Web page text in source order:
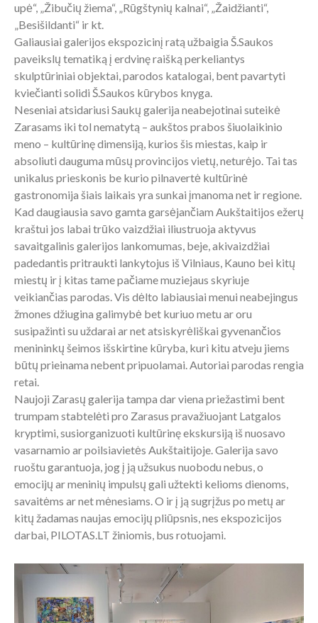
upė“, „Žibučių žiema“, „Rūgštynių kalnai“, „Žaidžianti“,
„Besišildanti“ ir kt.
Galiausiai galerijos ekspozicinį ratą užbaigia Š.Saukos
paveikslų tematiką į erdvinę raišką perkeliantys
skulptūriniai objektai, parodos katalogai, bent pavartyti
kviečianti solidi Š.Saukos kūrybos knyga.
Neseniai atsidariusi Saukų galerija neabejotinai suteikė
Zarasams iki tol nematytą – aukštos prabos šiuolaikinio
meno – kultūrinę dimensiją, kurios šis miestas, kaip ir
absoliuti dauguma mūsų provincijos vietų, neturėjo. Tai tas
unikalus prieskonis be kurio pilnavertė kultūrinė
gastronomija šiais laikais yra sunkai įmanoma net ir regione.
Kad daugiausia savo gamta garsėjančiam Aukštaitijos ežerų
kraštui jos labai trūko vaizdžiai iliustruoja aktyvus
savaitgalinis galerijos lankomumas, beje, akivaizdžiai
padedantis pritraukti lankytojus iš Vilniaus, Kauno bei kitų
miestų ir į kitas tame pačiame muziejaus skyriuje
veikiančias parodas. Vis dėlto labiausiai menui neabejingus
žmones džiugina galimybė bet kuriuo metu ar oru
susipažinti su uždarai ar net atsiskyrėliškai gyvenančios
menininkų šeimos išskirtine kūryba, kuri kitu atveju jiems
būtų prieinama nebent pripuolamai. Autoriai parodas rengia
retai.
Naujoji Zarasų galerija tampa dar viena priežastimi bent
trumpam stabtelėti pro Zarasus pravažiuojant Latgalos
kryptimi, susiorganizuoti kultūrinę ekskursiją iš nuosavo
vasarnamio ar poilsiavietės Aukštaitijoje. Galerija savo
ruoštu garantuoja, jog į ją užsukus nuobodu nebus, o
emocijų ar meninių impulsų gali užtekti kelioms dienoms,
savaitėms ar net mėnesiams. O ir į ją sugrįžus po metų ar
kitų žadamas naujas emocijų pliūpsnis, nes ekspozicijos
darbai, PILOTAS.LT žiniomis, bus rotuojami.